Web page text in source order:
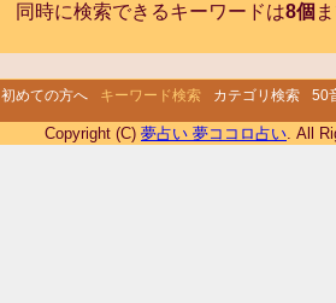
同時に検索できるキーワードは8個
50
カテゴリ検索
キーワード検索
初めての方へ
Copyright (C) 夢占い 夢ココロ占い. All